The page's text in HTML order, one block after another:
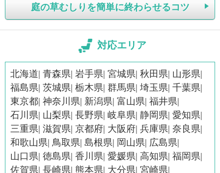
庭の草むしりを簡単に終わらせるコツ
対応エリア
北海道 青森県 岩手県 宮城県 秋田県 山形県
福島県 茨城県 栃木県 群馬県 埼玉県 千葉県
東京都 神奈川県 新潟県 富山県 福井県
石川県 山梨県 長野県 岐阜県 静岡県 愛知県
三重県 滋賀県 京都府 大阪府 兵庫県 奈良県
和歌山県 鳥取県 島根県 岡山県 広島県
山口県 徳島県 香川県 愛媛県 高知県 福岡県
佐賀県 長崎県 熊本県 大分県 宮崎県